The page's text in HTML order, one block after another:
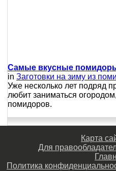
Самые вкусные
in Заготовки на зиму из
Уже несколько лет подряд
любит заниматься
помидоров.
Карта
Для
Политика